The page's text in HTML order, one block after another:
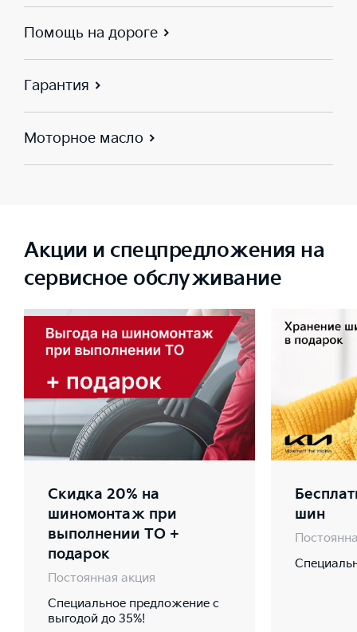
Помощь на дороге
Гарантия
Моторное масло
Акции и спецпредложения на
сервисное обслуживание
Скидка 20% на
шиномонтаж при
выполнении ТО +
подарок
Постоянная акция
Специальное предложение с
выгодой до 35%!
шин